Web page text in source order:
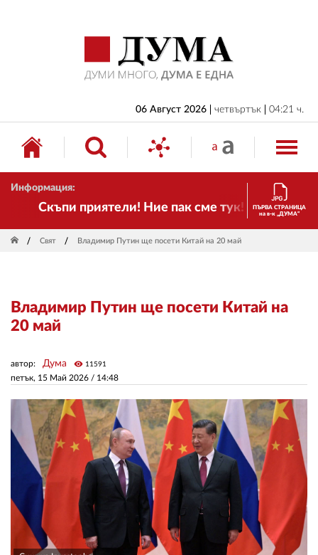
06 Август 2026 четвъртък 04:21 ч.
Информация:
Скъпи приятели! Ние пак сме тук! Времето се
ПЪРВА СТРАНИЦА
на в-к „ДУМА“
Свят Владимир Путин ще посети Китай на 20 май
Владимир Путин ще посети Китай на
20 май
петък, 15 Май 2026 / 14:48
автор: Дума visibility 11591
БЪЛГАРИЯ
ИКОНОМИКА
ИЗБОРИ
СВЯТ
ДРУГИ
АВТОРИ
РЕДАКЦИЯ
КОНТАКТИ
РЕКЛАМА
АБОНАМЕНТ
УСЛОВИЯ ЗА ПОЛЗВАНЕ